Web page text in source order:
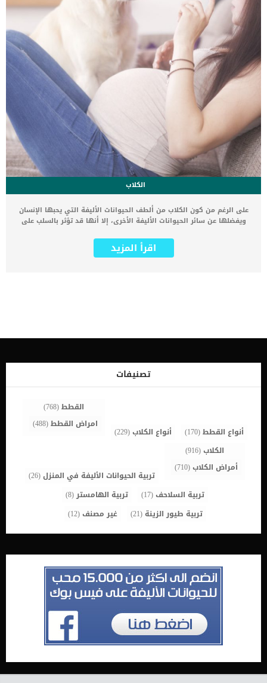
الكلاب
على الرغم من كون الكلاب من ألطف الحيوانات الأليفة التي يحبها الإنسان
ويفضلها عن سائر الحيوانات الأليفة الأخرى، إلا أنها قد تؤثر بالسلب على
لذلك سوف نتعرف معكم اليوم على اضرار الكلاب على المرأة الحامل
والمشاكل المتعددة التي قد يسببها وجود كلب في المنزل مع المرأة
الحساسية الشديدة للحامل من اضرار الكلاب على المرأة الحامل هو تسبب
حشرات ومواد غير مرئية وفيروسات وبكتيريا خطيرة قد تتسبب في نقل
بعض الأمراض للحامل وجنينها، لذلك ينصح الأطباء دائمًا بضرورة تحصين
الكلاب وزيارة الطبيب البيطري من وقت لآخر للتأكد من كون […]
اقرأ المزيد
تصنيفات
أنواع القطط(170) أنواع الكلاب(229)
القطط(768)
امراض القطط(488)
الكلاب(916)
أمراض الكلاب(710)
تربية الحيوانات الأليفة في المنزل(26)
تربية السلاحف(17) تربية الهامستر(8)
تربية طيور الزينة (21) غير مصنف(12)